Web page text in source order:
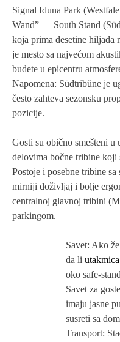
Signal Iduna Park
Wand” — South Stand
koja prima desetine hiljada
je mesto sa najvećom
budete u epicentru
Napomena: Südtribüne je
često zahteva sezonsku
pozicije.
Gosti su obično smešteni u
delovima bočne tribine koji
Postoje i posebne tribine
mirniji doživljaj i bolje
centralnoj glavnoj tribini
parkingom.
Savet: Ako
da li utakmica
oko safe-
Savet za
imaju jasne
susreti sa
Transport: